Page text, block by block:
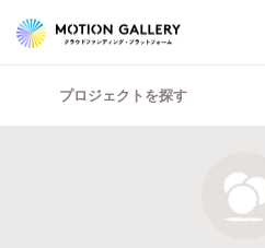
プロジェクトを探す